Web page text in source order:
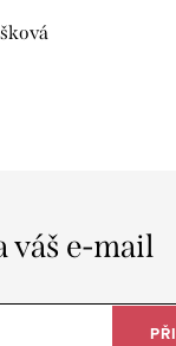
váš e-mail